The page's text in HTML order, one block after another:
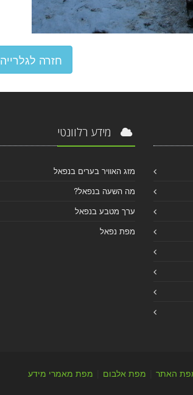
חזרה לגלרייה
מידע רלוונטי
מזג האוויר בערים בנפאל
מה השעה בנפאל?
ערך מטבע בנפאל
מפת נפאל
האתר מפת אלבום
מפת מאמרי מידע